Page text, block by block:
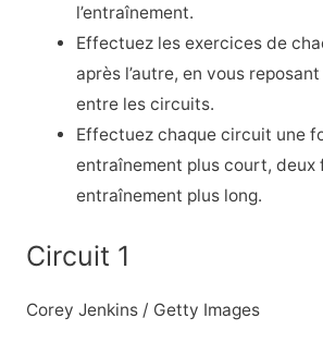
l’entraînement.
Effectuez les exercices de
après l’autre, en vous
entre les circuits.
Effectuez chaque circuit une
entraînement plus court, deux
entraînement plus long.
Circuit 1
Corey Jenkins / Getty Images